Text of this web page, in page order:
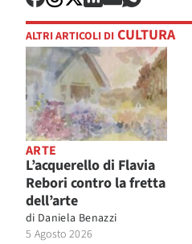
ALTRI ARTICOLI DI CULTURA
ARTE
L’acquerello di Flavia
Rebori contro la fretta
dell’arte
di Daniela Benazzi
5 Agosto 2026